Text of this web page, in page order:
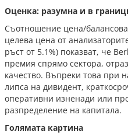
Оценка: разумна и в
Съотношение цена/
целева цена от
ръст от 5.1%) показват, че
премия спрямо сектора,
качество. Въпреки това при
липса на дивидент,
оперативни изненади или
разпределение на капитала.
Голямата картина